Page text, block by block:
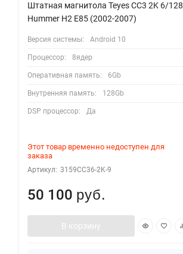
Штатная магнитола Teyes CC3 2K 6/128
Hummer H2 E85 (2002-2007)
Версия системы: Android 10
Процессор: 8ядер
Оперативная память: 6Gb
Внутренняя память: 128Gb
DSP процессор: Да
Этот товар временно недоступен для
заказа
Артикул: 3159CC36-2K-9
50 100 руб.
В корзину